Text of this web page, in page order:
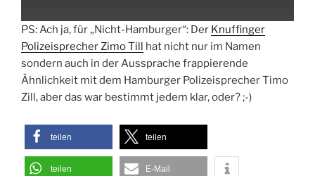
PS: Ach ja, für „Nicht-Hamburger“: Der Knuffinger
Polizeisprecher Zimo Till hat nicht nur im Namen
sondern auch in der Aussprache frappierende
Ähnlichkeit mit dem Hamburger Polizeisprecher Timo
Zill, aber das war bestimmt jedem klar, oder? ;-)
teilen teilen
teilen E-Mail